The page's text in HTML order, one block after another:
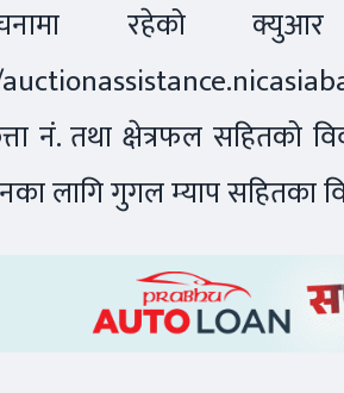
रहेको
नं. तथा क्षेत्रफल सहितको
लागि गुगल म्याप सहितका